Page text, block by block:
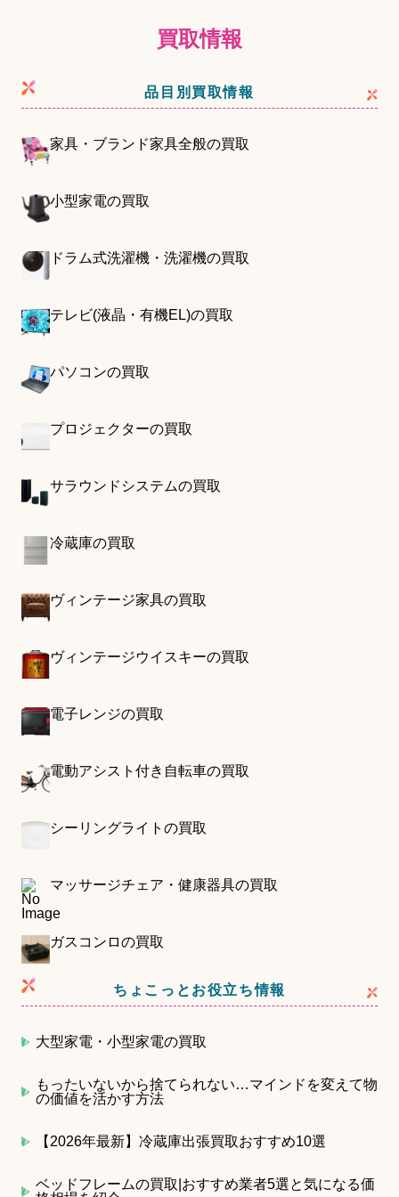
買取情報
品目別買取情報
家具・ブランド家具全般の買取
小型家電の買取
ドラム式洗濯機・洗濯機の買取
テレビ(液晶・有機EL)の買取
パソコンの買取
プロジェクターの買取
サラウンドシステムの買取
冷蔵庫の買取
ヴィンテージ家具の買取
ヴィンテージウイスキーの買取
電子レンジの買取
電動アシスト付き自転車の買取
シーリングライトの買取
マッサージチェア・健康器具の買取
ガスコンロの買取
ちょこっとお役立ち情報
大型家電・小型家電の買取
もったいないから捨てられない…マインドを変えて物
の価値を活かす方法
【2026年最新】冷蔵庫出張買取おすすめ10選
ベッドフレームの買取|おすすめ業者5選と気になる価